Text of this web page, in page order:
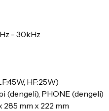
- 30kHz
HF:25W)
(dengeli), PHONE (dengeli)
285 mm x 222 mm